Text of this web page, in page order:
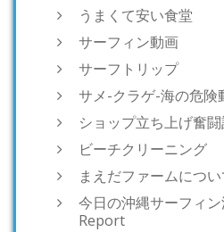
うまくて安い食堂
サーフィン動画
サーフトリップ
サメ-クラゲ-海の危険
ショップ立ち上げ奮
ビーチクリーニング
まえだファームについ
今日の沖縄サーフィ
Report